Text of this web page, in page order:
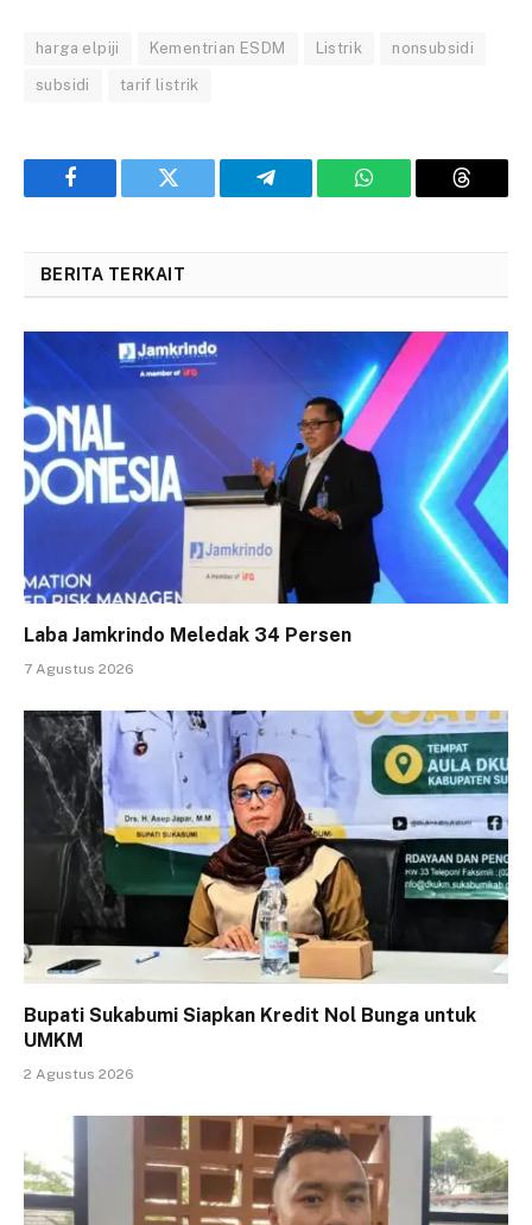
harga elpiji Kementrian ESDM Listrik nonsubsidi
subsidi tarif listrik
Facebook Twitter Telegram WhatsApp Threads
BERITA TERKAIT
Laba Jamkrindo Meledak 34 Persen
7 Agustus 2026
Bupati Sukabumi Siapkan Kredit Nol Bunga untuk
UMKM
2 Agustus 2026